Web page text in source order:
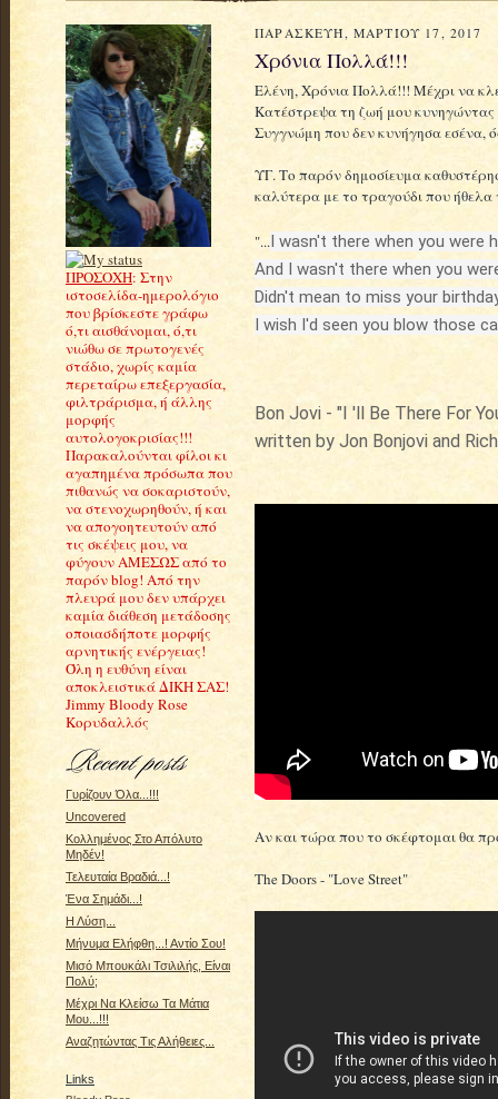
ΠΡΟΣΟΧΗ: Στην
ιστοσελίδα-ημερολόγιο
που βρίσκεστε γράφω
ό,τι αισθάνομαι, ό,τι
νιώθω σε πρωτογενές
στάδιο, χωρίς καμία
περεταίρω επεξεργασία,
φιλτράρισμα, ή άλλης
μορφής
αυτολογοκρισίας!!!
Παρακαλούνται φίλοι κι
αγαπημένα πρόσωπα που
πιθανώς να σοκαριστούν,
να στενοχωρηθούν, ή και
να απογοητευτούν από
τις σκέψεις μου, να
φύγουν ΑΜΕΣΩΣ από το
παρόν blog! Από την
πλευρά μου δεν υπάρχει
καμία διάθεση μετάδοσης
οποιασδήποτε μορφής
αρνητικής ενέργειας!
Όλη η ευθύνη είναι
αποκλειστικά ΔΙΚΗ ΣΑΣ!
Jimmy Bloody Rose
Κορυδαλλός
Γυρίζουν Όλα...!!!
Uncovered
Κολλημένος Στο Απόλυτο
Μηδέν!
Τελευταία Βραδιά...!
Ένα Σημάδι...!
Η Λύση...
Μήνυμα Ελήφθη...! Αντίο Σου!
Μισό Μπουκάλι Τσιλιλής, Είναι
Πολύ;
Μέχρι Να Κλείσω Τα Μάτια
Μου...!!!
Αναζητώντας Τις Αλήθειες...
Links
ΠΑΡΑΣΚΕΥΉ, ΜΑΡΤΊΟΥ 17, 2017
Χρόνια Πολλά!!!
Ελένη, Χρόνια Πολλά!!! Μέχρι να
Κατέστρεψα τη ζωή μου
Συγγνώμη που δεν κυνήγησα εσένα,
ΥΓ. Το παρόν δημοσίευμα
καλύτερα με το τραγούδι που
"...I wasn't there when you were
And I wasn't there when you
Didn't mean to miss your
I wish I'd seen you blow those
Bon Jovi - "I 'll Be There For
written by Jon Bonjovi and
Αν και τώρα που το σκέφτομαι θα
The Doors - "Love Street"